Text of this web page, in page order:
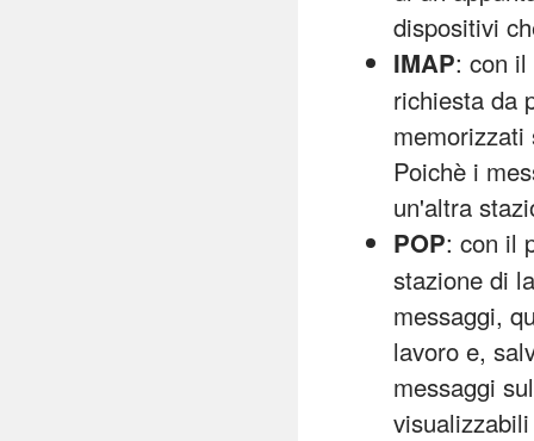
dispositivi
IMAP: con
richiesta da
Poichè i
un'altra
POP: con il
stazione di
messaggi,
lavoro e,
messaggi